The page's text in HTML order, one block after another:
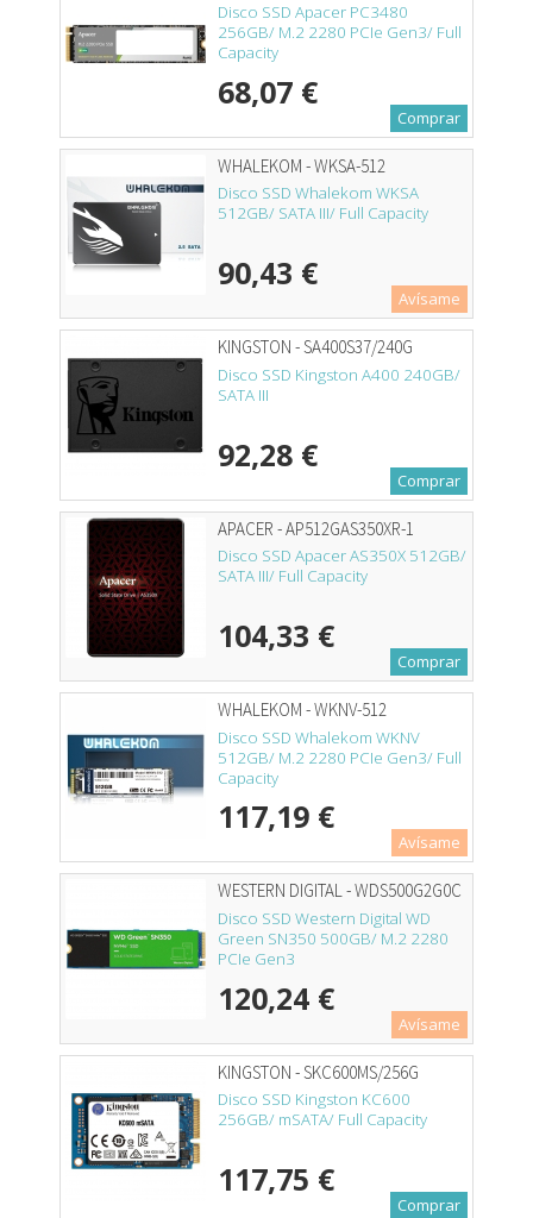
Disco SSD Apacer PC3480
256GB/ M.2 2280 PCIe Gen3/ Full
Capacity
68,07 €
Comprar
WHALEKOM - WKSA-512
Disco SSD Whalekom WKSA
512GB/ SATA III/ Full Capacity
90,43 €
Avísame
KINGSTON - SA400S37/240G
Disco SSD Kingston A400 240GB/
SATA III
92,28 €
Comprar
APACER - AP512GAS350XR-1
Disco SSD Apacer AS350X 512GB/
SATA III/ Full Capacity
104,33 €
Comprar
WHALEKOM - WKNV-512
Disco SSD Whalekom WKNV
512GB/ M.2 2280 PCIe Gen3/ Full
Capacity
117,19 €
Avísame
WESTERN DIGITAL - WDS500G2G0C
Disco SSD Western Digital WD
Green SN350 500GB/ M.2 2280
PCIe Gen3
120,24 €
Avísame
KINGSTON - SKC600MS/256G
Disco SSD Kingston KC600
256GB/ mSATA/ Full Capacity
117,75 €
Comprar